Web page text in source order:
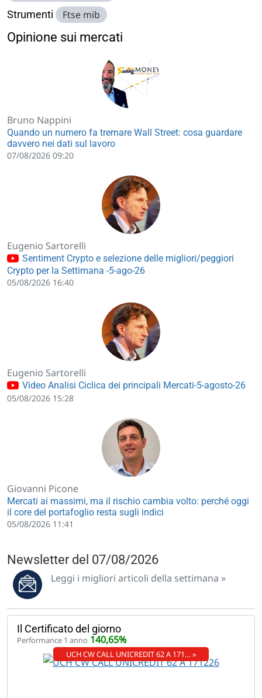
Strumenti Ftse mib
Opinione sui mercati
Bruno Nappini
Quando un numero fa tremare Wall Street: cosa guardare
davvero nei dati sul lavoro
07/08/2026 09:20
Eugenio Sartorelli
Sentiment Crypto e selezione delle migliori/peggiori
Crypto per la Settimana -5-ago-26
05/08/2026 16:40
Eugenio Sartorelli
Video Analisi Ciclica dei principali Mercati-5-agosto-26
05/08/2026 15:28
Giovanni Picone
Mercati ai massimi, ma il rischio cambia volto: perché oggi
il core del portafoglio resta sugli indici
05/08/2026 11:41
Newsletter del 07/08/2026
Leggi i migliori articoli della settimana »
Il Certificato del giorno
Performance 1 anno 140,65%
UCH CW CALL UNICREDIT 62 A 171… »